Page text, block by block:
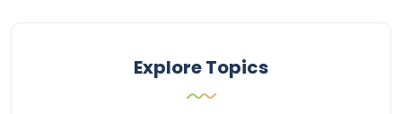
Explore Topics